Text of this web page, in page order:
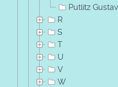
Putlitz
R
S
T
U
V
W